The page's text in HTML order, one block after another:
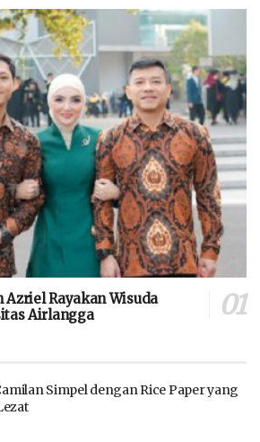
Azriel Rayakan Wisuda
Airlangga
Simpel dengan Rice Paper yang